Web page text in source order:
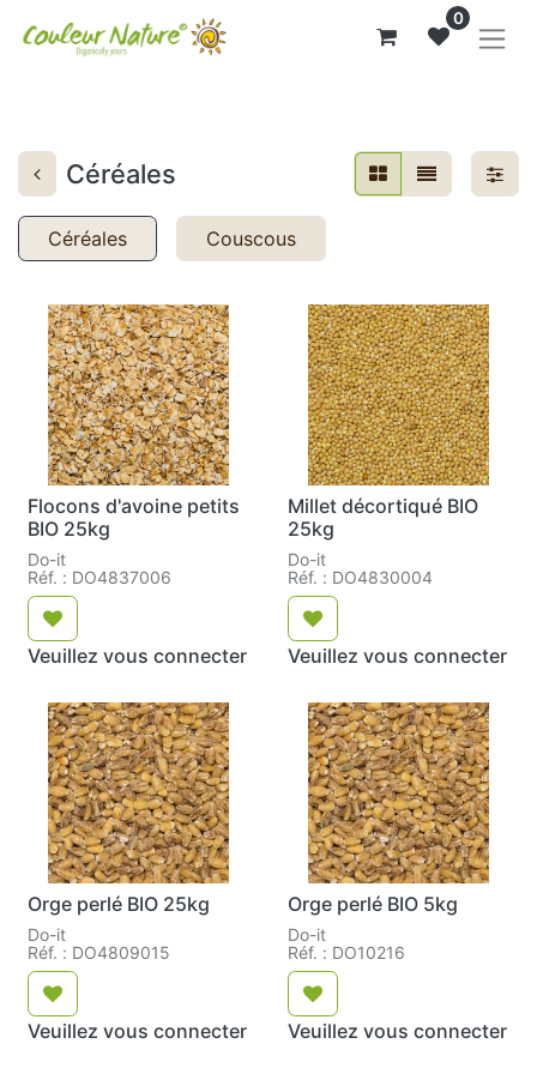
0
Céréales
Céréales Couscous
Flocons d'avoine petits
BIO 25kg
Do-it
Réf. : DO4837006
Veuillez vous connecter
Millet décortiqué BIO
25kg
Do-it
Réf. : DO4830004
Veuillez vous connecter
Orge perlé BIO 25kg
Do-it
Réf. : DO4809015
Veuillez vous connecter
Orge perlé BIO 5kg
Do-it
Réf. : DO10216
Veuillez vous connecter